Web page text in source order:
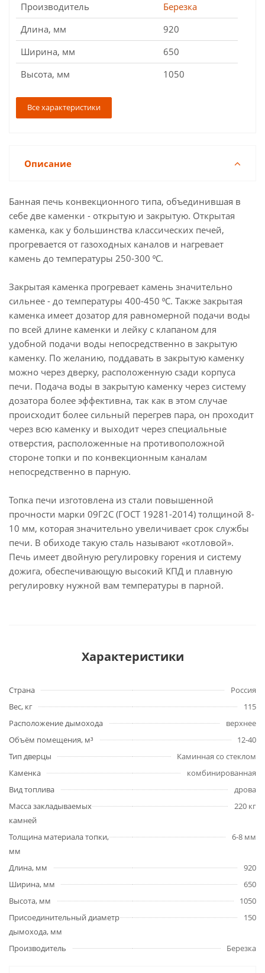
Производитель
Березка
Длина, мм
920
Ширина, мм
650
Высота, мм
1050
Все характеристики
Описание
Банная печь конвекционного типа, объединившая в
себе две каменки - открытую и закрытую. Открытая
каменка, как у большинства классических печей,
прогревается от газоходных каналов и нагревает
камень до температуры 250-300 ⁰С.
Закрытая каменка прогревает камень значительно
сильнее - до температуры 400-450 ⁰С. Также закрытая
каменка имеет дозатор для равномерной подачи воды
по всей длине каменки и лейку с клапаном для
удобной подачи воды непосредственно в закрытую
каменку. По желанию, поддавать в закрытую каменку
можно через дверку, расположенную сзади корпуса
печи. Подача воды в закрытую каменку через систему
дозатора более эффективна, так как в этом случае
происходит более сильный перегрев пара, он проходит
через всю каменку и выходит через специальные
отверстия, расположенные на противоположной
стороне топки и по конвекционным каналам
непосредственно в парную.
Топка печи изготовлена из стали повышенной
прочности марки 09Г2С (ГОСТ 19281-2014) толщиной 8-
10 мм, которая значительно увеличивает срок службы
печи. В обиходе такую сталь называют «котловой».
Печь имеет двойную регулировку горения и систему
дожига, обеспечивающую высокий КПД и плавную
регулировку нужной вам температуры в парной.
Характеристики
Страна
Россия
Вес, кг
115
Расположение дымохода
верхнее
Объём помещения, м³
12-40
Тип дверцы
Каминная со стеклом
Каменка
комбинированная
Вид топлива
дрова
Масса закладываемых
камней
220 кг
Толщина материала топки,
мм
6-8 мм
Длина, мм
920
Ширина, мм
650
Высота, мм
1050
Присоединительный диаметр
дымохода, мм
150
Производитель Березка